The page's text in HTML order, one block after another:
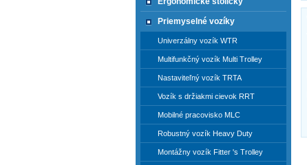
Priemyselné vozíky
Univerzálny vozík WTR
Multifunkčný vozík Multi Trolley
Nastaviteľný vozík TRTA
Vozík s držiakmi cievok RRT
Mobilné pracovisko MLC
Robustný vozík Heavy Duty
Montážny vozík Fitter 's Trolley